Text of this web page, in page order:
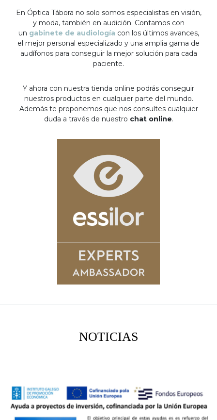
En Óptica Tábora no solo somos especialistas en visión,
y moda, también en audición. Contamos con
un gabinete de audiología con los últimos avances,
el mejor personal especializado y una amplia gama de
audífonos para conseguir la mejor solución para cada
paciente.
Y ahora con nuestra tienda online podrás conseguir
nuestros productos en cualquier parte del mundo.
Además te proponemos que nos consultes cualquier
duda a través de nuestro chat online.
NOTICIAS